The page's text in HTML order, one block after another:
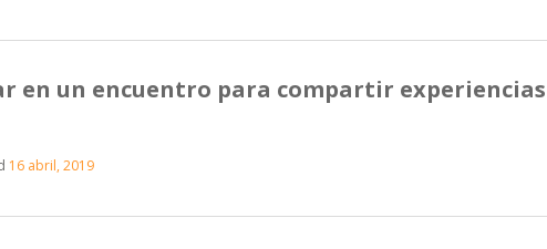
en un encuentro para compartir experiencias
16 abril, 2019